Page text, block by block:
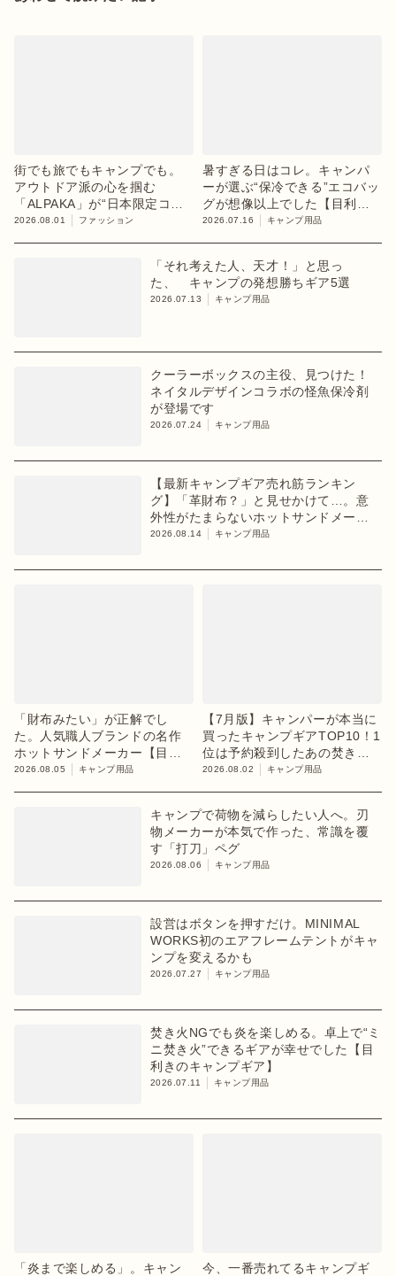
街でも旅でもキャンプでも。
アウトドア派の心を掴む
「ALPAKA」が“日本限定コレ
クション”第3弾を発売
2026.08.01 ファッション
暑すぎる日はコレ。キャンパ
ーが選ぶ“保冷できる”エコバッ
グが想像以上でした【目利き
のキャンプギア】
2026.07.16 キャンプ用品
「それ考えた人、天才！」と思っ
た、 キャンプの発想勝ちギア5選
2026.07.13 キャンプ用品
クーラーボックスの主役、見つけた！
ネイタルデザインコラボの怪魚保冷剤
が登場です
2026.07.24 キャンプ用品
【最新キャンプギア売れ筋ランキン
グ】「革財布？」と見せかけて…。意
外性がたまらないホットサンドメーカ
ーが1位【8月2週目】
2026.08.14 キャンプ用品
「財布みたい」が正解でし
た。人気職人ブランドの名作
ホットサンドメーカー【目利
きのキャンプギア】
2026.08.05 キャンプ用品
【7月版】キャンパーが本当に
買ったキャンプギアTOP10！1
位は予約殺到したあの焚き火
台
2026.08.02 キャンプ用品
キャンプで荷物を減らしたい人へ。刃
物メーカーが本気で作った、常識を覆
す「打刀」ペグ
2026.08.06 キャンプ用品
設営はボタンを押すだけ。MINIMAL
WORKS初のエアフレームテントがキャ
ンプを変えるかも
2026.07.27 キャンプ用品
焚き火NGでも炎を楽しめる。卓上で“ミ
ニ焚き火”できるギアが幸せでした【目
利きのキャンプギア】
2026.07.11 キャンプ用品
「炎まで楽しめる」。キャン
今、一番売れてるキャンプギ